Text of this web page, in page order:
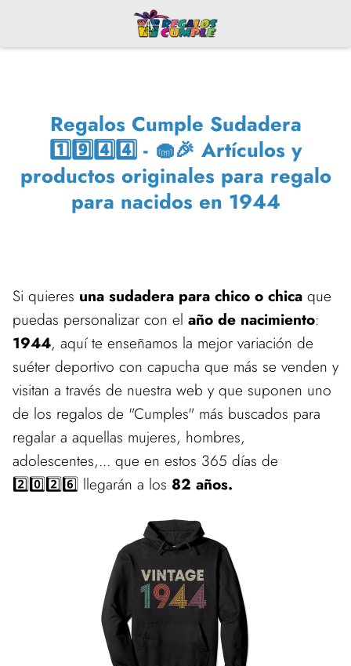
Regalos Cumple Sudadera
1️⃣9️⃣4️⃣4️⃣ - 🧁🎉 Artículos y
productos originales para regalo
para nacidos en 1944
Si quieres una sudadera para chico o chica que
puedas personalizar con el año de nacimiento:
1944, aquí te enseñamos la mejor variación de
suéter deportivo con capucha que más se venden y
visitan a través de nuestra web y que suponen uno
de los regalos de "Cumples" más buscados para
regalar a aquellas mujeres, hombres,
adolescentes,... que en estos 365 días de
2️⃣0️⃣2️⃣6️⃣ llegarán a los 82 años.